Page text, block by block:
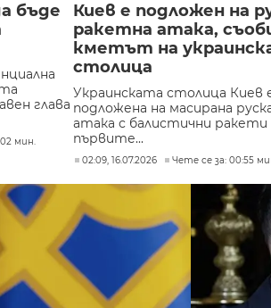
бъде
глава
мин.
Киев е подложен на
ракетна атака,
кметът на
столица
Украинската столица Киев
подложена на масирана
атака с балистични ракети
първите...
02:09, 16.07.2026 Чете се за: 00:55